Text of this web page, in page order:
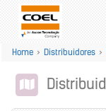
Home > Distribuidores >